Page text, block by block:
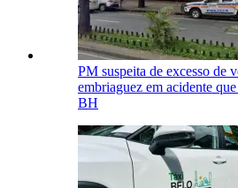
PM suspeita de excesso de
embriaguez em acidente
BH